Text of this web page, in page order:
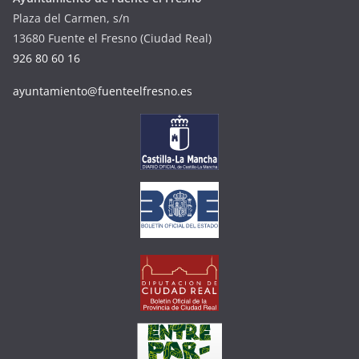
Plaza del Carmen, s/n
13680 Fuente el Fresno (Ciudad Real)
926 80 60 16
ayuntamiento@fuenteelfresno.es